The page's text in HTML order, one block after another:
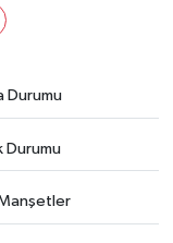
Durumu
Durumu